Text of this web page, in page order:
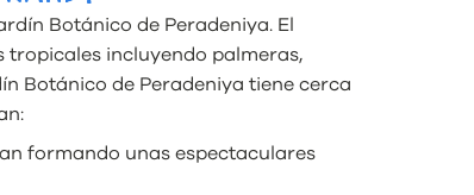
Botánico de Peradeniya. El
tropicales incluyendo palmeras,
Botánico de Peradeniya tiene cerca
formando unas espectaculares